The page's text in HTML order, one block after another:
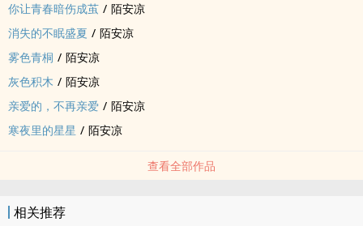
你让青春暗伤成茧 / 陌安凉
消失的不眠盛夏 / 陌安凉
雾色青桐 / 陌安凉
灰色积木 / 陌安凉
亲爱的，不再亲爱 / 陌安凉
寒夜里的星星 / 陌安凉
查看全部作品
相关推荐